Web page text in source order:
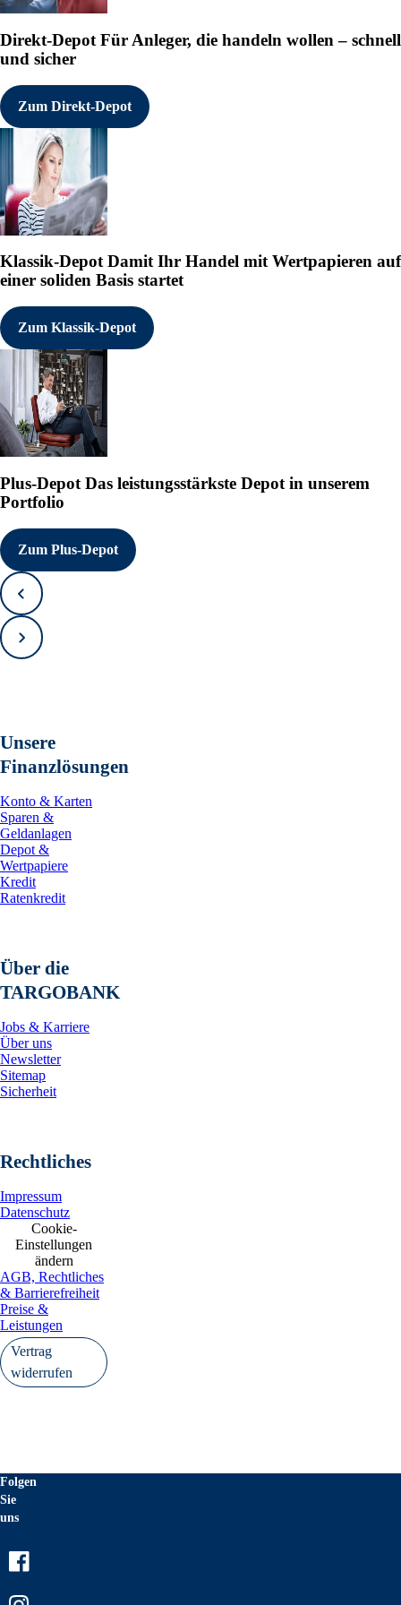
Direkt-Depot Für Anleger, die handeln wollen – schnell
und sicher
Zum Direkt-Depot
Klassik-DepotDamit Ihr Handel mit Wertpapieren auf
einer soliden Basis startet
Zum Klassik-Depot
Plus-Depot Das leistungsstärkste Depot in unserem
Portfolio
Zum Plus-Depot
Zurück
Vorwärts
Unsere
Finanzlösungen
Konto & Karten
Sparen &
Geldanlagen
Depot &
Wertpapiere
Kredit
Ratenkredit
Über die
TARGOBANK
Jobs & Karriere
Über uns
Newsletter
Sitemap
Sicherheit
Rechtliches
Impressum
Datenschutz
Cookie-
Einstellungen
ändern
AGB, Rechtliches
& Barrierefreiheit
Preise &
Leistungen
Vertrag
widerrufen
Folgen
Sie
uns